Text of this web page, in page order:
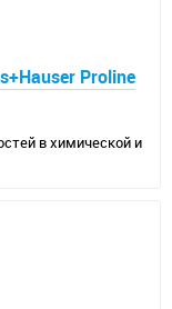
Proline
в химической и